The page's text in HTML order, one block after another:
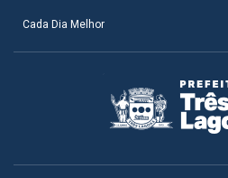
Cada Dia Melhor